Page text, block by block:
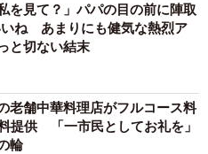
を見て？」パパの目の前に陣取
いね あまりにも健気な熱烈ア
と切ない結末
老舗中華料理店がフルコース料
提供 「一市民としてお礼を」
輪